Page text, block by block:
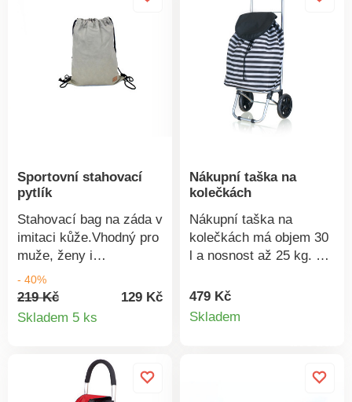
Sportovní stahovací
pytlík
Stahovací bag na záda v
imitaci kůže.Vhodný pro
muže, ženy i
děti.Praktický.Rozměry:
35 x 40 cm.Materiál:
100% polyurethan.
- 40%
219 Kč
129 Kč
Skladem 5 ks
Nákupní taška na
kolečkách
Nákupní taška na
kolečkách má objem 30
l a nosnost až 25 kg. Je
těžší nákupy. Tašku po
odejmutí z lehké
Konstrukce je zpevněná
479 Kč
Skladem